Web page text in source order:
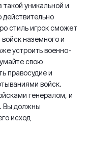
уникальной и
действительно
стиль игрок сможет
наземного и
устроить военно-
свою
правосудие и
войск.
генералом, и
Вы должны
исход